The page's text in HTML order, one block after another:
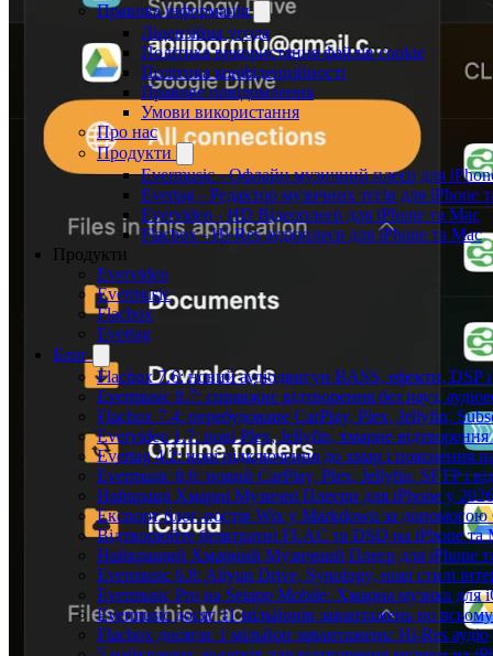
Правова інформація
Ліцензійна угода
Політика використання файлів cookie
Політика конфіденційності
Правове повідомлення
Умови використання
Про нас
Продукти
Evermusic - Офлайн музичний плеєр для
Evertag - Редактор музичних тегів для iPhone
Evervideo - HD Відеоплеєр для iPhone та Mac
Flacbox - Hi-Res аудіоплеєр для iPhone та Mac
Продукти
Evervideo
Evermusic
Flacbox
Evertag
Блог
Flacbox 7.6: новий аудіодвигун BASS, ефекти, DSP
Evermusic 8.7: справжнє відтворення без пауз,
Flacbox 7.4: перебудоване CarPlay, Plex, Jellyfin,
Evervideo 1.7: нові Plex, Jellyfin, хмарне відтворення
Evertag 4.2: нові підключення до хмар і пояснення
Evermusic 8.6: новий CarPlay, Plex, Jellyfin, SFTP і
Найкращі Хмарні Музичні Плеєри для iPhone у
Експорт блог-постів Wix у Markdown за
Відтворюйте безвтратні FLAC та DSD на iPhone та
Найкращий Хмарний Музичний Плеєр для iPhone
Evermusic 6.8: Aliyun Drive, Synology, нові стилі
Evermusic Pro на Setapp Mobile: Хмарна музика для
Evermusic досяг 11 мільйонів завантажень по всьому
Flacbox досягає 1 мільйон завантажень: Hi-Res аудіо